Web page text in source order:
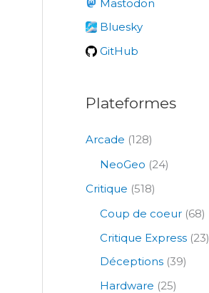
h
e
r
Mastodon
Bluesky
GitHub
Plateformes
Arcade (128)
NeoGeo (24)
Critique (518)
Coup de coeur (68)
Critique Express (23)
Déceptions (39)
Hardware (25)